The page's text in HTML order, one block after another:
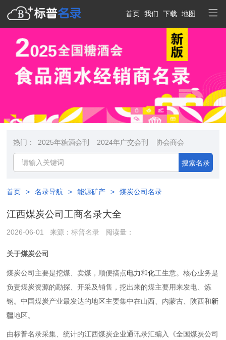
首页 我们 下载 地图
热门： 2025年糖酒会刊 2024年广交会刊 协会商会
搜索名录
首页 > 名录导航 > 能源矿产 > 煤炭公司名录
江西煤炭公司工商名录大全
2026-06-01 来源：标普名录 阅读量：
关于煤炭公司
煤炭公司主要是挖煤、卖煤，顺便搞点电力和化工生意。核心业务是
负责煤炭资源的勘探、开采及销售，挖出来的煤主要用来发电、炼
钢。中国煤炭产业最发达的地区主要集中在山西、内蒙古、陕西和新
疆地区。
由标普名录采集、统计的江西煤炭企业通讯录汇编入《全国煤炭公司